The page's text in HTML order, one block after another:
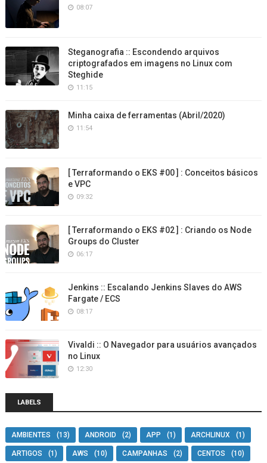
08:07
Steganografia :: Escondendo arquivos
criptografados em imagens no Linux com
Steghide
11:15
Minha caixa de ferramentas (Abril/2020)
11:54
[ Terraformando o EKS #00 ] : Conceitos básicos
e VPC
09:32
[ Terraformando o EKS #02 ] : Criando os Node
Groups do Cluster
06:17
Jenkins :: Escalando Jenkins Slaves do AWS
Fargate / ECS
08:17
Vivaldi :: O Navegador para usuários avançados
no Linux
12:30
LABELS
AMBIENTES (13) ANDROID (2) APP (1) ARCHLINUX (1)
ARTIGOS (1) AWS (10) CAMPANHAS (2) CENTOS (10)